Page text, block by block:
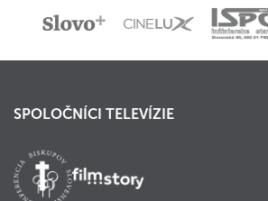
SPOLOČNÍCI TELEVÍZIE